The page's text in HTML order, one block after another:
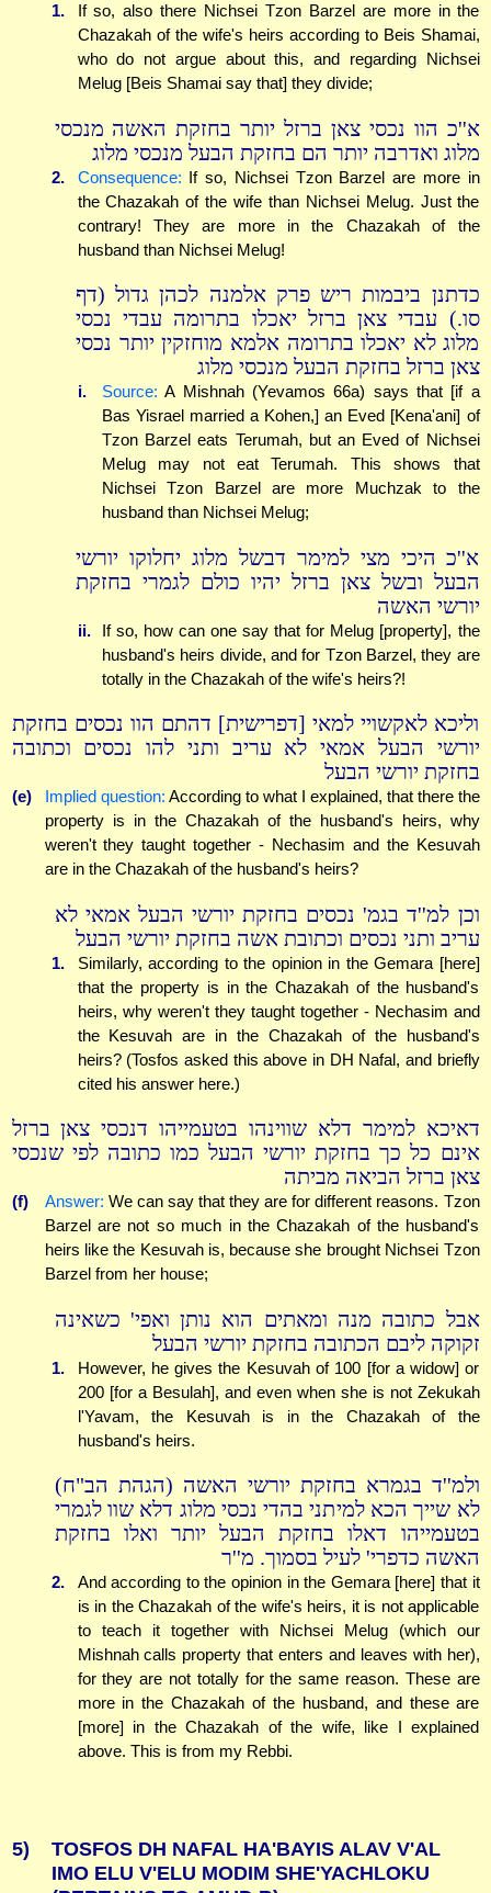
1.
If so, also there Nichsei Tzon Barzel are more in the
Chazakah of the wife's heirs according to Beis Shamai,
who do not argue about this, and regarding Nichsei
Melug [Beis Shamai say that] they divide;
א''כ הוו נכסי צאן ברזל יותר בחזקת האשה מנכסי
מלוג ואדרבה יותר הם בחזקת הבעל מנכסי מלוג
2. Consequence: If so, Nichsei Tzon Barzel are more in
the Chazakah of the wife than Nichsei Melug. Just the
contrary! They are more in the Chazakah of the
husband than Nichsei Melug!
כדתנן ביבמות ריש פרק אלמנה לכהן גדול (דף
סו.) עבדי צאן ברזל יאכלו בתרומה עבדי נכסי
מלוג לא יאכלו בתרומה אלמא מוחזקין יותר נכסי
צאן ברזל בחזקת הבעל מנכסי מלוג
i. Source: A Mishnah (Yevamos 66a) says that [if a
Bas Yisrael married a Kohen,] an Eved [Kena'ani] of
Tzon Barzel eats Terumah, but an Eved of Nichsei
Melug may not eat Terumah. This shows that
Nichsei Tzon Barzel are more Muchzak to the
husband than Nichsei Melug;
א''כ היכי מצי למימר דבשל מלוג יחלוקו יורשי
הבעל ובשל צאן ברזל יהיו כולם לגמרי בחזקת
יורשי האשה
ii.
If so, how can one say that for Melug [property], the
husband's heirs divide, and for Tzon Barzel, they are
totally in the Chazakah of the wife's heirs?!
וליכא לאקשויי למאי [דפרישית] דהתם הוו נכסים בחזקת
יורשי הבעל אמאי לא עריב ותני להו נכסים וכתובה
בחזקת יורשי הבעל
(e) Implied question: According to what I explained, that there the
property is in the Chazakah of the husband's heirs, why
weren't they taught together - Nechasim and the Kesuvah
are in the Chazakah of the husband's heirs?
וכן למ''ד בגמ' נכסים בחזקת יורשי הבעל אמאי לא
עריב ותני נכסים וכתובת אשה בחזקת יורשי הבעל
1.
Similarly, according to the opinion in the Gemara [here]
that the property is in the Chazakah of the husband's
heirs, why weren't they taught together - Nechasim and
the Kesuvah are in the Chazakah of the husband's
heirs? (Tosfos asked this above in DH Nafal, and briefly
cited his answer here.)
דאיכא למימר דלא שווינהו בטעמייהו דנכסי צאן ברזל
אינם כל כך בחזקת יורשי הבעל כמו כתובה לפי שנכסי
צאן ברזל הביאה מביתה
(f) Answer: We can say that they are for different reasons. Tzon
Barzel are not so much in the Chazakah of the husband's
heirs like the Kesuvah is, because she brought Nichsei Tzon
Barzel from her house;
אבל כתובה מנה ומאתים הוא נותן ואפי' כשאינה
זקוקה ליבם הכתובה בחזקת יורשי הבעל
1.
However, he gives the Kesuvah of 100 [for a widow] or
200 [for a Besulah], and even when she is not Zekukah
l'Yavam, the Kesuvah is in the Chazakah of the
husband's heirs.
ולמ''ד בגמרא בחזקת יורשי האשה (הגהת הב"ח)
לא שייך הכא למיתני בהדי נכסי מלוג דלא שוו לגמרי
בטעמייהו דאלו בחזקת הבעל יותר ואלו בחזקת
האשה כדפרי' לעיל בסמוך. מ''ר
2.
And according to the opinion in the Gemara [here] that it
is in the Chazakah of the wife's heirs, it is not applicable
to teach it together with Nichsei Melug (which our
Mishnah calls property that enters and leaves with her),
for they are not totally for the same reason. These are
more in the Chazakah of the husband, and these are
[more] in the Chazakah of the wife, like I explained
above. This is from my Rebbi.
5)
TOSFOS DH NAFAL HA'BAYIS ALAV V'AL
IMO ELU V'ELU MODIM SHE'YACHLOKU